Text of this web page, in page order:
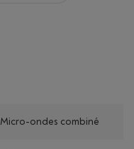
Micro-ondes combiné